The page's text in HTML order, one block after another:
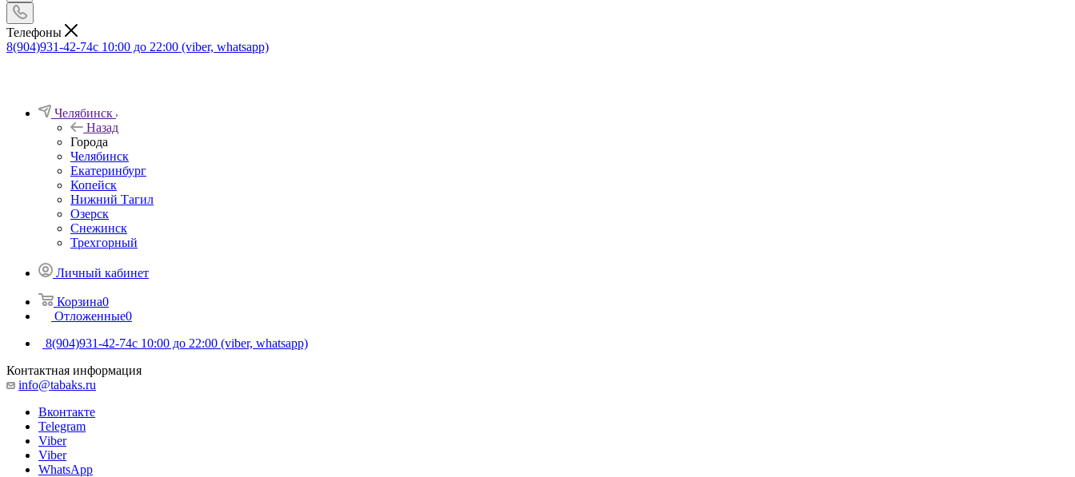
Телефоны
8(904)931-42-74с 10:00 до 22:00 (viber, whatsapp)
Челябинск
Назад
Города
Челябинск
Екатеринбург
Копейск
Нижний Тагил
Озерск
Снежинск
Трехгорный
Личный кабинет
Корзина0
Отложенные0
8(904)931-42-74с 10:00 до 22:00 (viber, whatsapp)
Контактная информация
info@tabaks.ru
Вконтакте
Telegram
Viber
Viber
WhatsApp